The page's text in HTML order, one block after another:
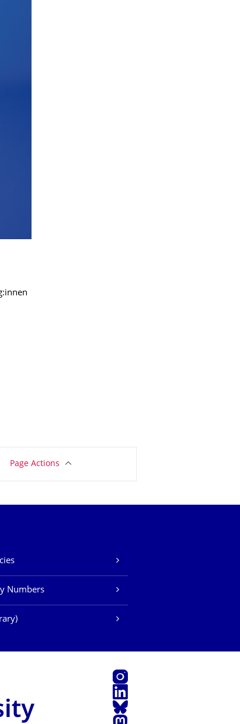
Page Actions
Numbers
Instagram
LinkedIn
Bluesky
Mastodon